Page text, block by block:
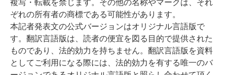
複写・転載を禁じます。その他の名称やマークは、それ
ぞれの所有者の商標である可能性があります。
本記者発表文の公式バージョンはオリジナル言語版で
す。翻訳言語版は、読者の便宜を図る目的で提供された
ものであり、法的効力を持ちません。翻訳言語版を資料
としてご利用になる際には、法的効力を有する唯一のバ